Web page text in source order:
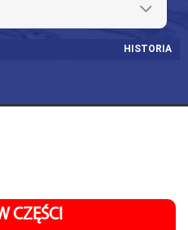
HISTORIA
CZĘŚCI